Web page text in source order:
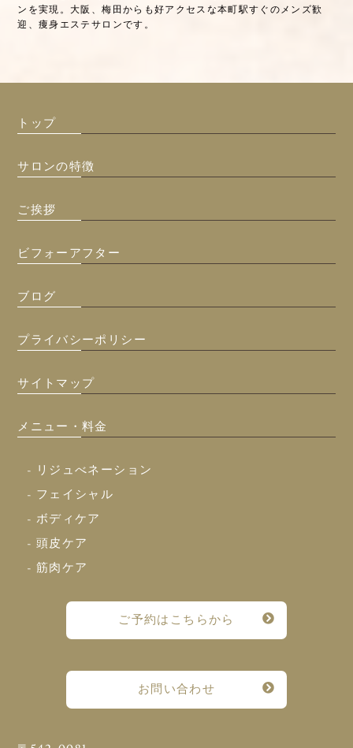
ンを実現。大阪、梅田からも好アクセスな本町駅すぐのメンズ歓
迎、痩身エステサロンです。
トップ
サロンの特徴
ご挨拶
ビフォーアフター
ブログ
プライバシーポリシー
サイトマップ
メニュー・料金
- リジュべネーション
- フェイシャル
- ボディケア
- 頭皮ケア
- 筋肉ケア
ご予約はこちらから
お問い合わせ